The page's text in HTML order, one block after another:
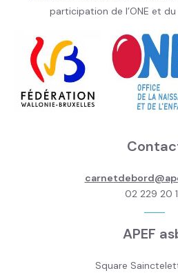
participation de l’ONE et
02 229 20
APEF
Square